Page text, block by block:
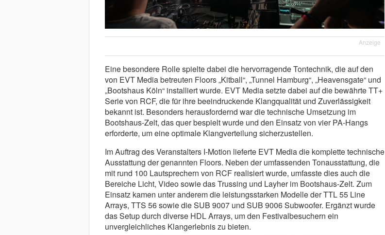
Anzeige
Eine besondere Rolle spielte dabei die hervorragende Tontechnik, die auf den
von EVT Media betreuten Floors „Kitball“, „Tunnel Hamburg“, „Heavensgate“ und
„Bootshaus Köln“ installiert wurde. EVT Media setzte dabei auf die bewährte TT+
Serie von RCF, die für ihre beeindruckende Klangqualität und Zuverlässigkeit
bekannt ist. Besonders herausfordernd war die technische Umsetzung im
Bootshaus-Zelt, das quer bespielt wurde und den Einsatz von vier PA-Hangs
erforderte, um eine optimale Klangverteilung sicherzustellen.
Im Auftrag des Veranstalters I-Motion lieferte EVT Media die komplette technische
Ausstattung der genannten Floors. Neben der umfassenden Tonausstattung, die
mit rund 100 Lautsprechern von RCF realisiert wurde, umfasste dies auch die
Bereiche Licht, Video sowie das Trussing und Layher im Bootshaus-Zelt. Zum
Einsatz kamen unter anderem die leistungsstarken Modelle der TTL 55 Line
Arrays, TTS 56 sowie die SUB 9007 und SUB 9006 Subwoofer. Ergänzt wurde
das Setup durch diverse HDL Arrays, um den Festivalbesuchern ein
unvergleichliches Klangerlebnis zu bieten.